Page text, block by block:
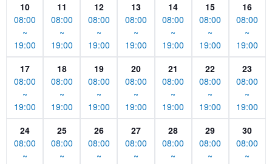
10
08:00
~
19:00
11
08:00
~
19:00
12
08:00
~
19:00
13
08:00
~
19:00
14
08:00
~
19:00
15
08:00
~
19:00
16
08:00
~
19:00
17
08:00
~
19:00
18
08:00
~
19:00
19
08:00
~
19:00
20
08:00
~
19:00
21
08:00
~
19:00
22
08:00
~
19:00
23
08:00
~
19:00
24
08:00
~
25
08:00
~
26
08:00
~
27
08:00
~
28
08:00
~
29
08:00
~
30
08:00
~